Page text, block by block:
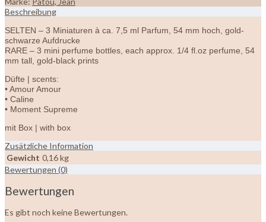
Beschreibung
SELTEN – 3 Miniaturen à ca. 7,5 ml Parfum, 54 mm hoch, gold-
schwarze Aufdrucke
RARE – 3 mini perfume bottles, each approx. 1/4 fl.oz perfume, 54
mm tall, gold-black prints
Düfte | scents:
• Amour Amour
• Caline
• Moment Supreme
mit Box | with box
Zusätzliche Information
Gewicht 0,16 kg
Bewertungen (0)
Bewertungen
Es gibt noch keine Bewertungen.